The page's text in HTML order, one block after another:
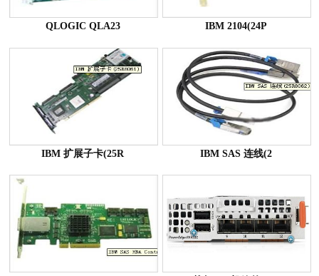
QLOGIC QLA23 IBM 2104(24P
IBM 扩展子卡(25R IBM SAS 连线(2